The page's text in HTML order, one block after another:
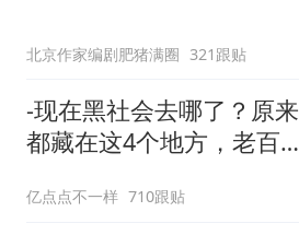
北京作家编剧肥猪满圈 321跟贴
-现在黑社会去哪了？原来
都藏在这4个地方，老百
亿点点不一样 710跟贴